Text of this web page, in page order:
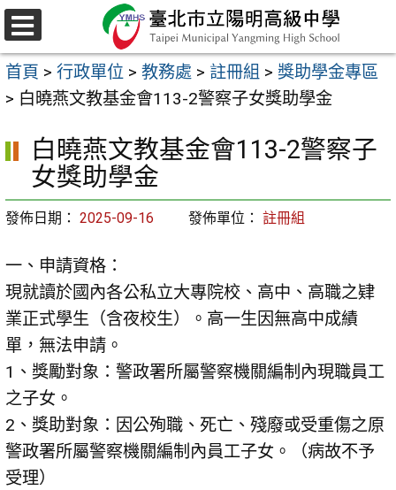
跳
至
主
要
容
選
單
首頁 > 行政單位 > 教務處 > 註冊組 > 獎助學金專區
> 白曉燕文教基金會113-2警察子女獎助學金
白曉燕文教基金會113-2警察子
女獎助學金
發佈日期： 2025-09-16 發佈單位： 註冊組
一、申請資格：
現就讀於國內各公私立大專院校、高中、高職之肄
業正式學生（含夜校生）。高一生因無高中成績
單，無法申請。
1、獎勵對象：警政署所屬警察機關編制內現職員工
之子女。
2、獎助對象：因公殉職、死亡、殘廢或受重傷之原
警政署所屬警察機關編制內員工子女。（病故不予
受理）